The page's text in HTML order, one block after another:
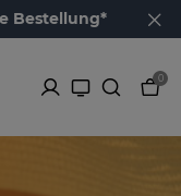
Bestellung*
0